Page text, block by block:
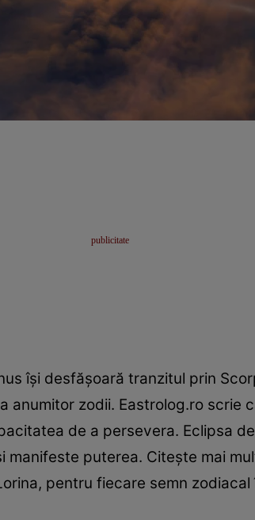
își desfășoară tranzitul prin
anumitor zodii. Eastrolog.ro scrie
de a persevera. Eclipsa
manifeste puterea. Citește mai
pentru fiecare semn zodiacal